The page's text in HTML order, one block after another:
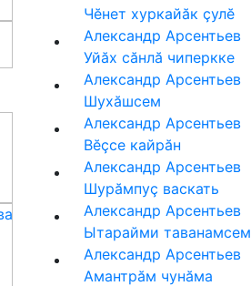
Чĕнет хуркайăк çулĕ
Александр Арсентьев
Уйӑх сӑнлӑ чиперкке
Александр Арсентьев
Шухӑшсем
Александр Арсентьев
Вĕçсе кайрăн
Александр Арсентьев
Шурăмпуç васкать
Александр Арсентьев
Ытарайми таванамсем
Александр Арсентьев
Амантрăм чунăма